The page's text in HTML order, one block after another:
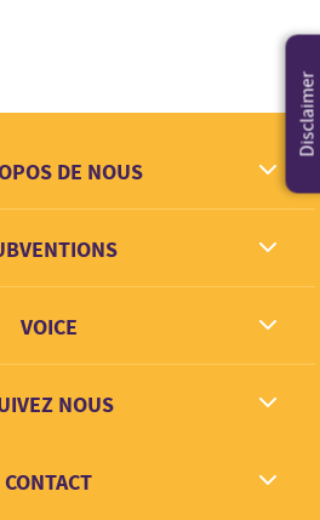
DE NOUS
Contact
VOICE
NOUS
Twitter
CONTACT
Disclaimer